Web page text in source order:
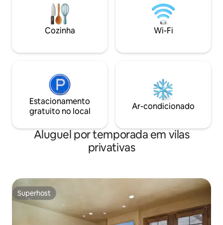
academia, sala de jogos e esqui, trilhas,
restaurantes e compras de nível
internacional a poucos passos da sua
desfrute da vista
enquanto se
tudo o que vê.
Cozinha Wi-Fi
Estacionamento
gratuito no local
Ar-condicionado
Aluguel por temporada em vilas
privativas
Superhost
Superhost